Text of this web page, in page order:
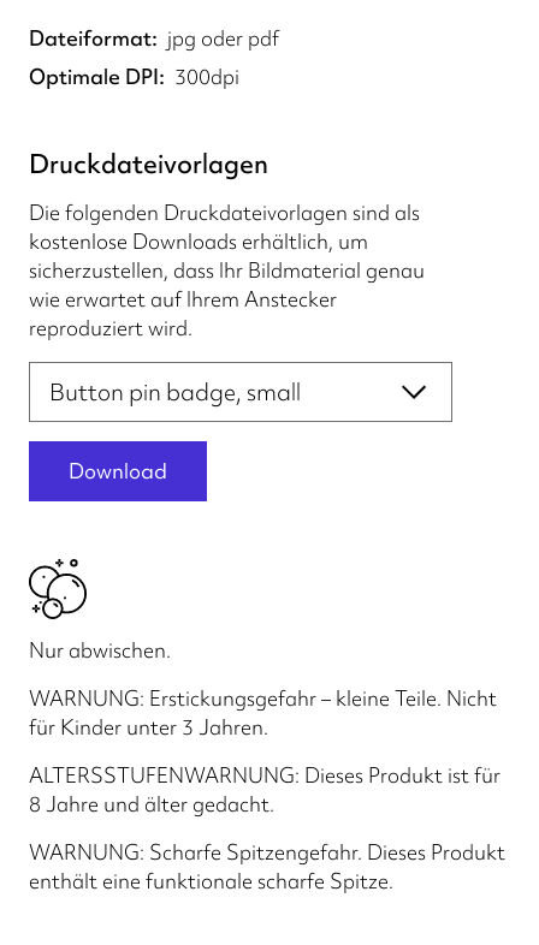
Dateiformat
jpg oder pdf
Optimale DPI
300dpi
Druckdateivorlagen
Die folgenden Druckdateivorlagen sind als
kostenlose Downloads erhältlich, um
sicherzustellen, dass Ihr Bildmaterial genau
wie erwartet auf Ihrem Anstecker
reproduziert wird.
Druckdateivorlagen
Download
Nur abwischen.
WARNUNG: Erstickungsgefahr – kleine Teile. Nicht
für Kinder unter 3 Jahren.
ALTERSSTUFENWARNUNG: Dieses Produkt ist für
8 Jahre und älter gedacht.
WARNUNG: Scharfe Spitzengefahr. Dieses Produkt
enthält eine funktionale scharfe Spitze.